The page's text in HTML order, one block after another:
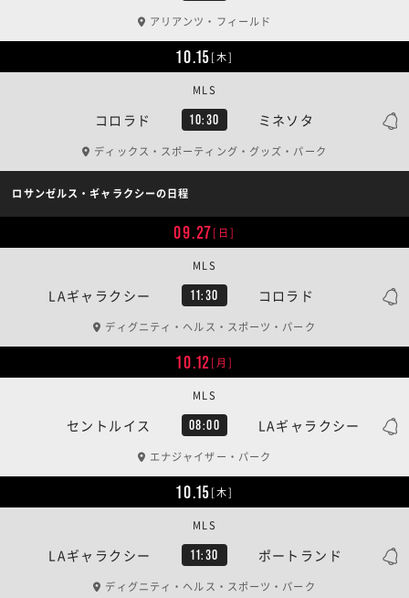
アリアンツ・フィールド
10.15[木]
コロラド 10:30 ミネソタ
MLS
ディックス・スポーティング・グッズ・パーク
ロサンゼルス・ギャラクシーの日程
09.27[日]
LAギャラクシー 11:30 コロラド
MLS
ディグニティ・ヘルス・スポーツ・パーク
10.12[月]
セントルイス 08:00 LAギャラクシー
MLS
エナジャイザー・パーク
10.15[木]
LAギャラクシー 11:30 ポートランド
MLS
ディグニティ・ヘルス・スポーツ・パーク